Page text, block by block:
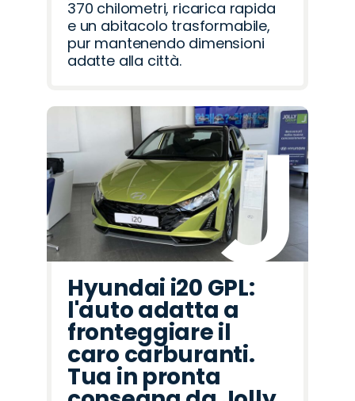
370 chilometri, ricarica rapida
e un abitacolo trasformabile,
pur mantenendo dimensioni
adatte alla città.
Hyundai i20 GPL:
l'auto adatta a
fronteggiare il
caro carburanti.
Tua in pronta